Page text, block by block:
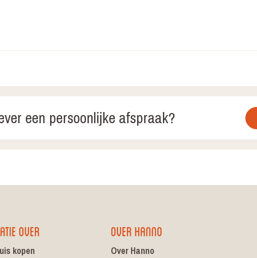
een persoonlijke afspraak?
over
kopen
Over Hanno
Over Hanno